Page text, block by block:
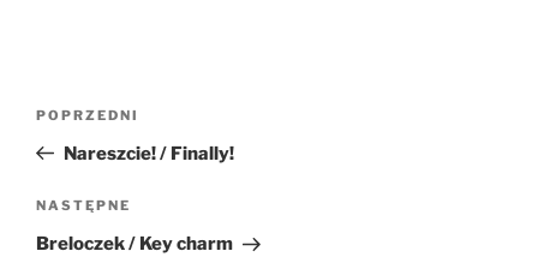
Poprzedni
wpis
POPRZEDNI
Nareszcie! / Finally!
Następny
wpis
NASTĘPNE
Breloczek / Key charm